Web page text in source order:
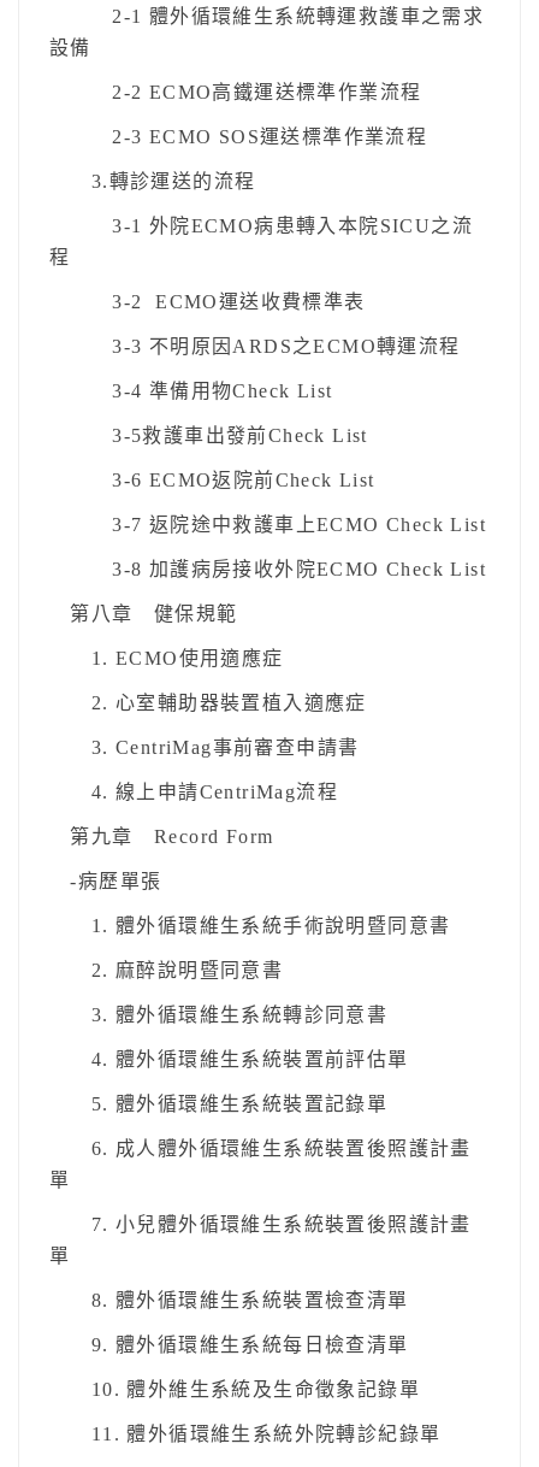
2-1 體外循環維生系統轉運救護車之需求
設備
2-2 ECMO高鐵運送標準作業流程
2-3 ECMO SOS運送標準作業流程
3.轉診運送的流程
3-1 外院ECMO病患轉入本院SICU之流
程
3-2 ECMO運送收費標準表
3-3 不明原因ARDS之ECMO轉運流程
3-4 準備用物Check List
3-5救護車出發前Check List
3-6 ECMO返院前Check List
3-7 返院途中救護車上ECMO Check List
3-8 加護病房接收外院ECMO Check List
第八章 健保規範
1. ECMO使用適應症
2. 心室輔助器裝置植入適應症
3. CentriMag事前審查申請書
4. 線上申請CentriMag流程
第九章 Record Form
-病歷單張
1. 體外循環維生系統手術說明暨同意書
2. 麻醉說明暨同意書
3. 體外循環維生系統轉診同意書
4. 體外循環維生系統裝置前評估單
5. 體外循環維生系統裝置記錄單
6. 成人體外循環維生系統裝置後照護計畫
單
7. 小兒體外循環維生系統裝置後照護計畫
單
8. 體外循環維生系統裝置檢查清單
9. 體外循環維生系統每日檢查清單
10. 體外維生系統及生命徵象記錄單
11. 體外循環維生系統外院轉診紀錄單